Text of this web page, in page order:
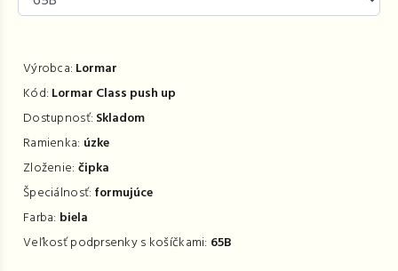
Výrobca: Lormar
Kód: Lormar Class push up
Dostupnosť: Skladom
Ramienka: úzke
Zloženie: čipka
Špeciálnosť: formujúce
Farba: biela
Veľkosť podprsenky s košíčkami: 65B